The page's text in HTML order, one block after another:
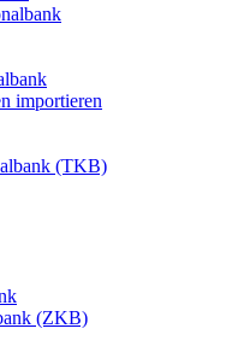
importieren
(TKB)
(ZKB)